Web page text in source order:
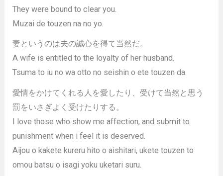
They were bound to clear you.
Muzai de touzen na no yo.
妻というのは夫の誠心を得て当然だ。
A wife is entitled to the loyalty of her husband.
Tsuma to iu no wa otto no seishin o ete touzen da.
愛情をかけてくれる人を愛したり、受けて当然と思う
罰をいさぎよく受けたりする。
I love those who show me affection, and submit to
punishment when i feel it is deserved.
Aijou o kakete kureru hito o aishitari, ukete touzen to
omou batsu o isagi yoku uketari suru.